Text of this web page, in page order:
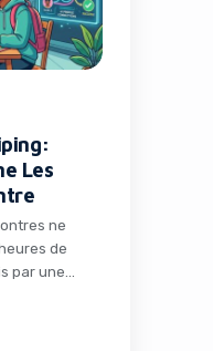
Suno
Les
ne
de
par une
vous